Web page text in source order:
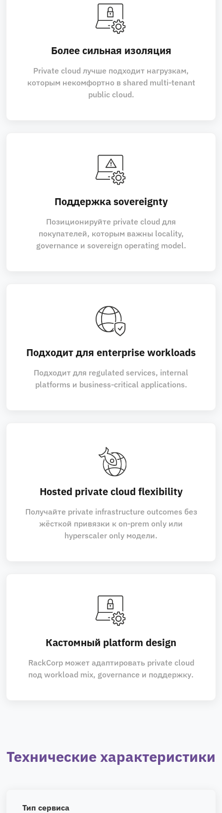
Более сильная изоляция
Private cloud лучше подходит нагрузкам,
которым некомфортно в shared multi‑tenant
public cloud.
Поддержка sovereignty
Позиционируйте private cloud для
покупателей, которым важны locality,
governance и sovereign operating model.
Подходит для enterprise workloads
Подходит для regulated services, internal
platforms и business‑critical applications.
Hosted private cloud flexibility
Получайте private infrastructure outcomes без
жёсткой привязки к on‑prem only или
hyperscaler only модели.
Кастомный platform design
RackCorp может адаптировать private cloud
под workload mix, governance и поддержку.
Технические характеристики
Тип сервиса